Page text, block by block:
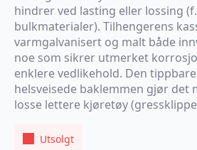
hindrer ved lasting eller lossing
bulkmaterialer). Tilhengerens
varmgalvanisert og malt både
noe som sikrer utmerket
enklere vedlikehold. Den
helsveisede baklemmen gjør det
losse lettere kjøretøy
Utsolgt